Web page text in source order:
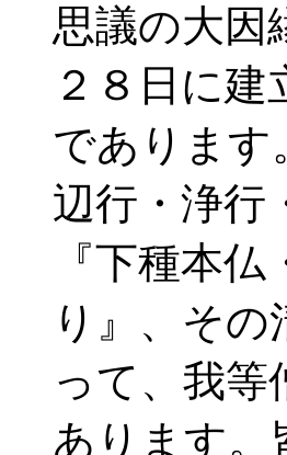
思議の大因
２８日に
であります
辺行・浄行
『下種本
り』、そ
って、我等
あります。